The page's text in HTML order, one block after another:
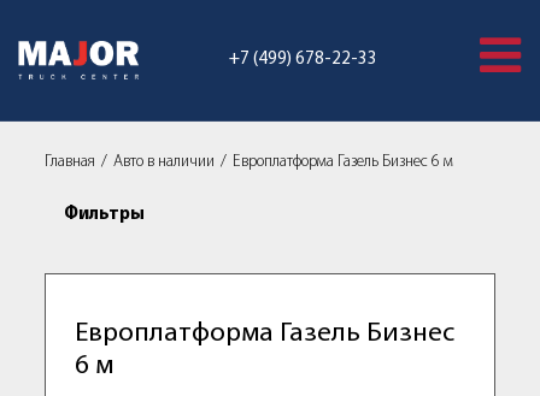
+7 (499) 678-22-33
Главная Авто в наличии Европлатформа Газель Бизнес 6 м
Фильтры
Европлатформа Газель Бизнес
6 м